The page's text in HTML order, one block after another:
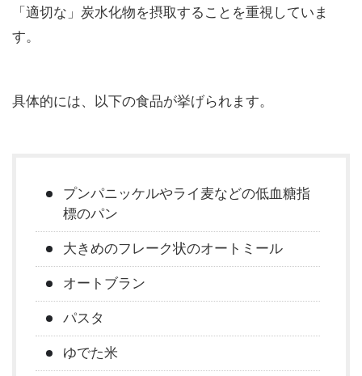
「適切な」炭水化物を摂取することを重視していま
す。
具体的には、以下の食品が挙げられます。
プンパニッケルやライ麦などの低血糖指
標のパン
大きめのフレーク状のオートミール
オートブラン
パスタ
ゆでた米